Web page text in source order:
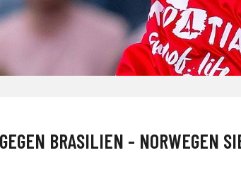
BRASILIEN - NORWEGEN